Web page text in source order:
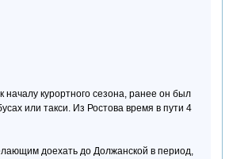
курортного сезона, ранее он был
или такси. Из Ростова время в пути 4
доехать до Должанской в период,